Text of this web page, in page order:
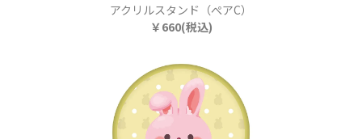
アクリルスタンド（ぺアC）
￥660(税込)